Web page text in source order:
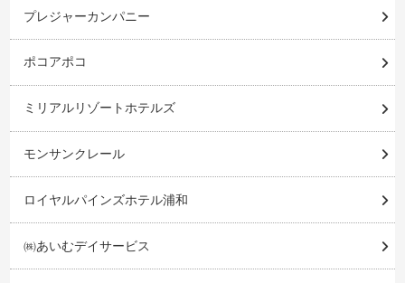
プレジャーカンパニー
ポコアポコ
ミリアルリゾートホテルズ
モンサンクレール
ロイヤルパインズホテル浦和
㈱あいむデイサービス